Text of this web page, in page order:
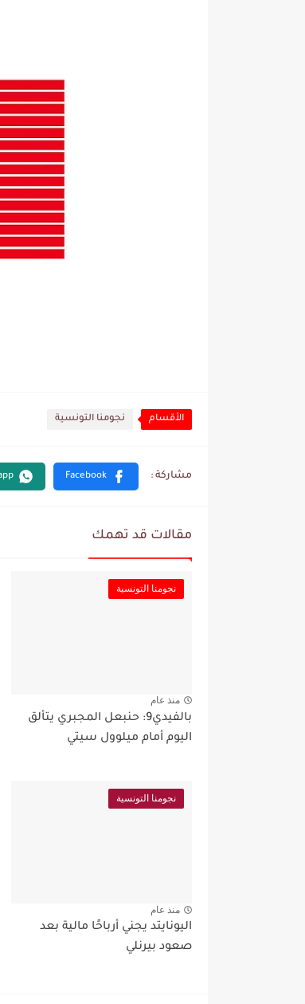
الأقسام نجومنا التونسية
مقالات قد تهمك
نجومنا التونسية
منذ عام
بالفيدي9: حنبعل المجبري يتألق
اليوم أمام ميلوول سيتي
نجومنا التونسية
منذ عام
اليونايتد يجني أرباحًا مالية بعد
صعود بيرنلي